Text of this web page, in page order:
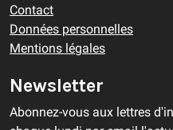
Contact
Données personnelles
Mentions légales
Newsletter
Abonnez-vous aux lettres